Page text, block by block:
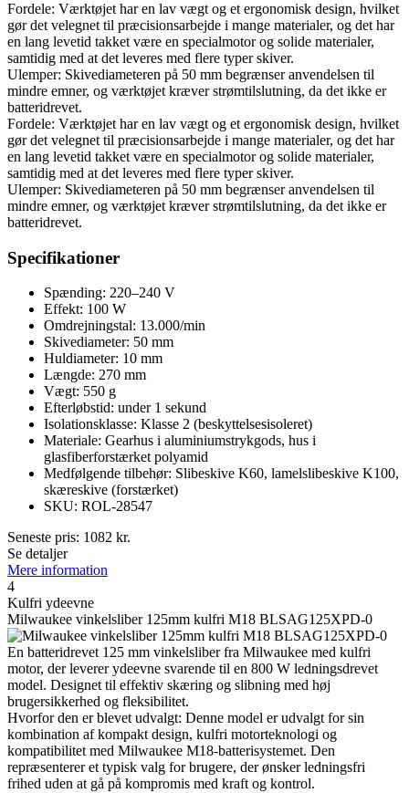
Fordele: Værktøjet har en lav vægt og et ergonomisk design, hvilket
gør det velegnet til præcisionsarbejde i mange materialer, og det har
en lang levetid takket være en specialmotor og solide materialer,
samtidig med at det leveres med flere typer skiver.
Ulemper: Skivediameteren på 50 mm begrænser anvendelsen til
mindre emner, og værktøjet kræver strømtilslutning, da det ikke er
batteridrevet.
Fordele: Værktøjet har en lav vægt og et ergonomisk design, hvilket
gør det velegnet til præcisionsarbejde i mange materialer, og det har
en lang levetid takket være en specialmotor og solide materialer,
samtidig med at det leveres med flere typer skiver.
Ulemper: Skivediameteren på 50 mm begrænser anvendelsen til
mindre emner, og værktøjet kræver strømtilslutning, da det ikke er
batteridrevet.
Specifikationer
Spænding: 220–240 V
Effekt: 100 W
Omdrejningstal: 13.000/min
Skivediameter: 50 mm
Huldiameter: 10 mm
Længde: 270 mm
Vægt: 550 g
Efterløbstid: under 1 sekund
Isolationsklasse: Klasse 2 (beskyttelsesisoleret)
Materiale: Gearhus i aluminiumstrykgods, hus i
glasfiberforstærket polyamid
Medfølgende tilbehør: Slibeskive K60, lamelslibeskive K100,
skæreskive (forstærket)
SKU: ROL-28547
Seneste pris: 1082 kr.
Se detaljer
Mere information
4
Kulfri ydeevne
Milwaukee vinkelsliber 125mm kulfri M18 BLSAG125XPD-0
En batteridrevet 125 mm vinkelsliber fra Milwaukee med kulfri
motor, der leverer ydeevne svarende til en 800 W ledningsdrevet
model. Designet til effektiv skæring og slibning med høj
brugersikkerhed og fleksibilitet.
Hvorfor den er blevet udvalgt: Denne model er udvalgt for sin
kombination af kompakt design, kulfri motorteknologi og
kompatibilitet med Milwaukee M18-batterisystemet. Den
repræsenterer et typisk valg for brugere, der ønsker ledningsfri
frihed uden at gå på kompromis med kraft og kontrol.